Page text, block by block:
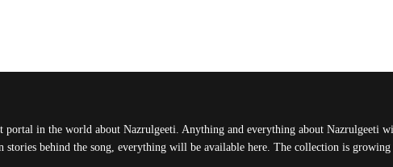
portal in the world about Nazrulgeeti. Anything and everything about
stories behind the song, everything will be available here. The collection is